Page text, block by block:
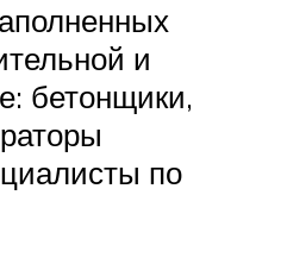
и
бетонщики,
по